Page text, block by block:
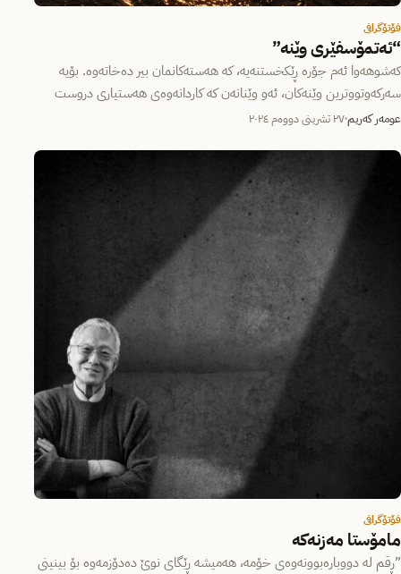
فۆتۆگرافی
“ئەتمۆسفێری وێنە”
کەشوهەوا ئەم جۆرە ڕێکخستنەیە، کە هەستەکانمان بیر دەخاتەوە. بۆیە
سەرکەوتووترین وێنەکان، ئەو وێنانەن کە کاردانەوەی هەستیاری دروست
دەکەن. بەکارهێنانیان لە…
عومەر کەریم٢٧ تشرینی دووەم ٢٠٢٤
فۆتۆگرافی
مامۆستا مەزنەکە
‎”ڕقم لە دووبارەبوونەوەی خۆمە، ھەمیشە ڕێگای نوێ دەدۆزمەوە بۆ بینینی